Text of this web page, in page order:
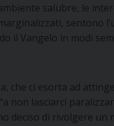
salubre, le
sentono
il Vangelo in modi
che ci esorta ad
non lasciarci
deciso di rivolgere